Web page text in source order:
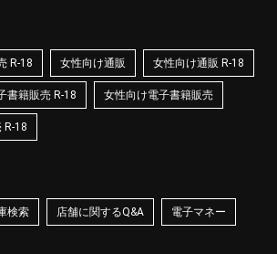
R-18 女性向け通販 女性向け通販 R-18
書籍販売 R-18 女性向け電子書籍販売
R-18
検索 店舗に関するQ&A 電子マネー